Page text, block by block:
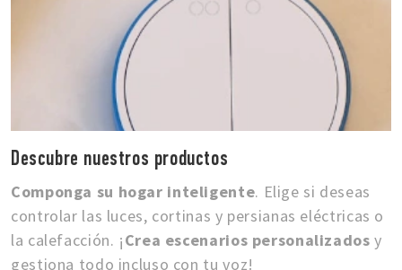
Descubre nuestros productos
Componga su hogar inteligente. Elige si deseas
controlar las luces, cortinas y persianas eléctricas o
la calefacción. ¡Crea escenarios personalizados y
gestiona todo incluso con tu voz!